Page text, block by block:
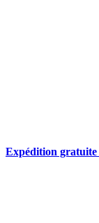
Expédition gratuite